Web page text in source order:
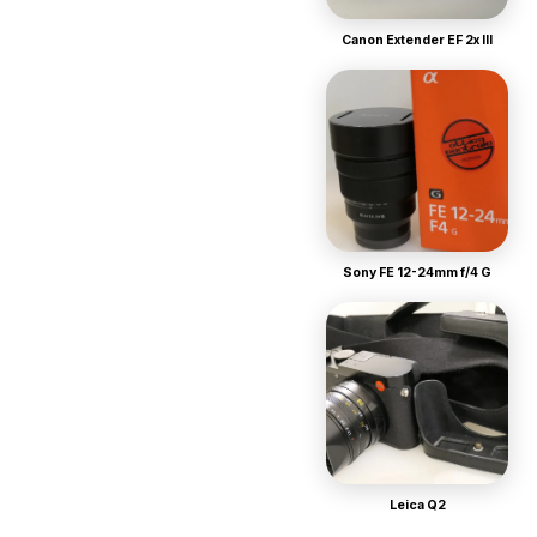
Canon Extender EF 2x III
Sony FE 12-24mm f/4 G
Leica Q2